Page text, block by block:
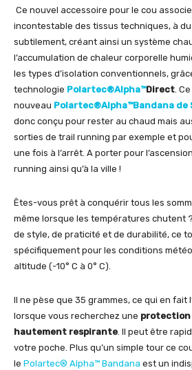
Ce nouvel accessoire pour le cou
incontestable des tissus techniques, à
subtilement, créant ainsi un système
l’accumulation de chaleur corporelle
les types d’isolation conventionnels,
technologie Polartec®Alpha™Direct. Ce
nouveau Polartec®Alpha™Bandana
donc conçu pour rester au chaud mais
sorties de trail running par exemple et
une fois à l’arrêt. A porter pour
running ainsi qu’à la ville !
­­Êtes-vous prêt à conquérir tous les
même lorsque les températures chutent
de style, de praticité et de durabilité, ce
spécifiquement pour les conditions
altitude (-10° C à 0° C).
Il ne pèse que 35 grammes, ce qui en fait
lorsque vous recherchez une protection
hautement respirante. Il peut être
votre poche. Plus qu’un simple tour ce
le Polartec® Alpha™ Bandana est un